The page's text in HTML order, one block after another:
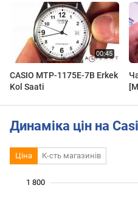
CASIO MTP-1175E-7B Erkek
Kol Saati
Динаміка цін на
Ціна К-сть магазинів
1 800